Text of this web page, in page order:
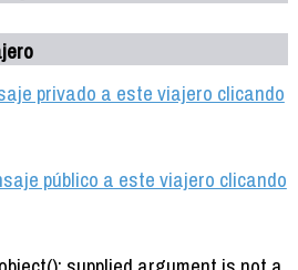
privado a este viajero clicando
público a este viajero clicando